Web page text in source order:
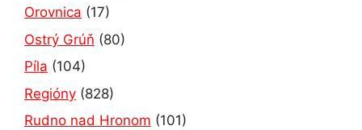
Orovnica (17)
Ostrý Grúň (80)
Píla (104)
Regióny (828)
Rudno nad Hronom (101)